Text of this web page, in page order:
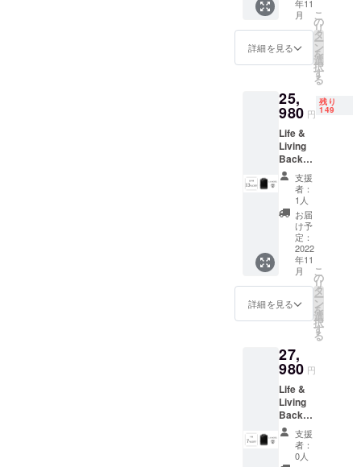
トラッ
プ ／
ラップ
トップ
ス ／ カ
ラビナ
／ エア
ノズル
バッジ
（7色）
／ 潤滑
グリー
価格：
27,980
円 →
25,980
円
（7%O
FF）※送
料・消
費税込
【セッ
ト内
容】
ショル
ダース
トラッ
プ ／ 衝
撃吸収
ショル
ダース
トラッ
プ ／
ラップ
トップ
ケース
ラビナ
／ エア
ノズル
バッジ
（7色）
／ 潤滑
グリー
年11
月
詳細を見る
こ
の
リ
タ
ー
ン
を
選
択
す
る
25,
980 円
残り
149
Life &
Living
Backpa
ck L12
モデル
× 1（※
奥行：
12cm）
一般販
売予定
価格：
29,980
円 →
25,980
円
（13%
送料・
消費税
込
【セッ
ト内
容】
ショル
ダース
トラッ
支援
者：
1人
お届
け予
定：
2022
年11
月
詳細を見る
こ
の
リ
タ
ー
ン
を
選
択
す
る
27,
980 円
Life &
Living
Backpa
ck L12
モデル
× 1（※
支援
者：
0人